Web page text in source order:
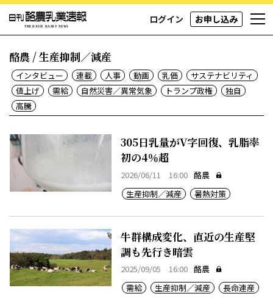
ログイン お申し込み
酪農 / 生産抑制／減産
インタビュー 連載 人事 動画 乳価
サステナビリティ
値上げ
需給 自然災害／異常気象 トランプ政権
独自
高騰
305日乳量がV字回復、乳脂率
初の4％超
2026/06/11 16:00 酪農
生産抑制／減産
暑熱対策
牛群構成変化、直近の生産堅
調も先行き暗雲
2025/09/05 16:00 酪農
需給
生産抑制／減産 長命連産